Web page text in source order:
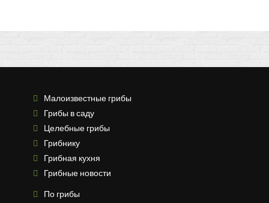
Малоизвестные грибы
Грибы в саду
Целебные грибы
Грибнику
Грибная кухня
Грибные новости
По грибы